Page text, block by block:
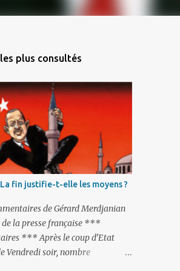
plus consultés
fin justifie-t-elle les moyens ?
de Gérard Merdjanian
la presse française ***
*** Après le coup d’Etat
Vendredi soir, nombre